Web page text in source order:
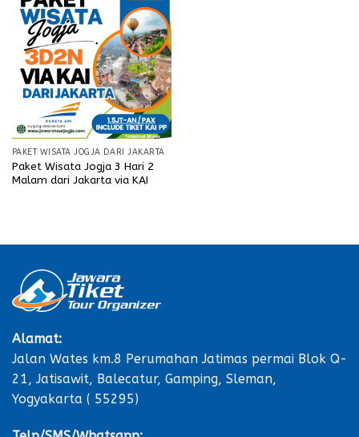
PAKET WISATA JOGJA DARI JAKARTA
Paket Wisata Jogja 3 Hari 2
Malam dari Jakarta via KAI
Alamat:
Jalan Wates km.8 Perumahan Jatimas permai Blok Q-
21, Jatisawit, Balecatur, Gamping, Sleman,
Yogyakarta ( 55295)